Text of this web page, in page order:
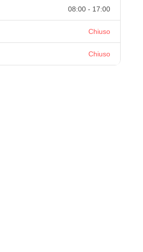
08:00 - 17:00
Chiuso
Chiuso